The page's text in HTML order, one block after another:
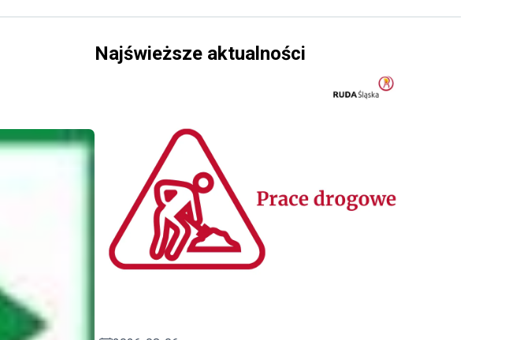
Najświeższe aktualności